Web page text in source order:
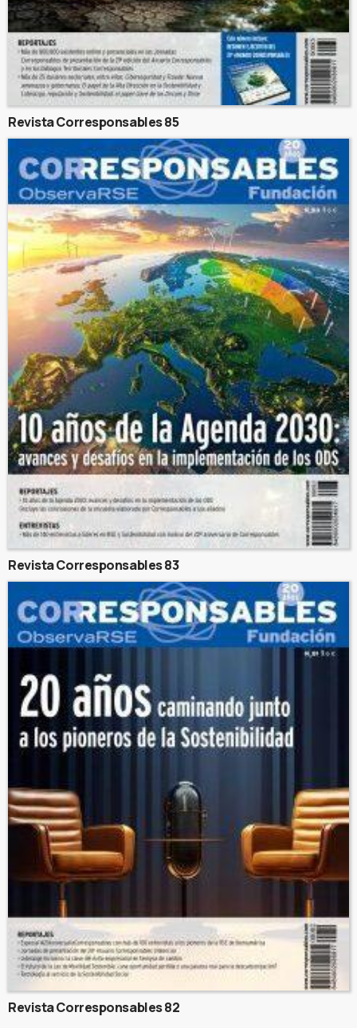
Revista Corresponsables 85
Revista Corresponsables 83
Revista Corresponsables 82